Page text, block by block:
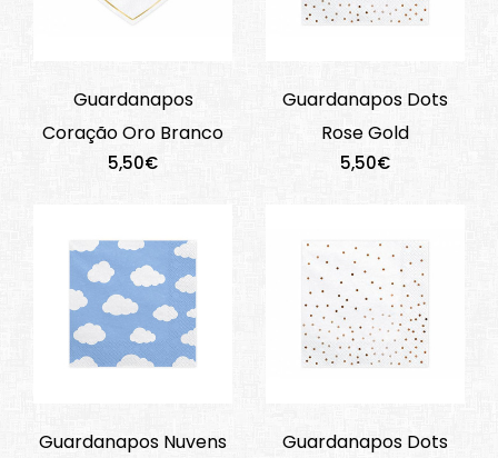
Guardanapos
Coração Oro Branco
5,50€
Guardanapos Dots
Rose Gold
5,50€
Guardanapos Nuvens
Guardanapos Dots